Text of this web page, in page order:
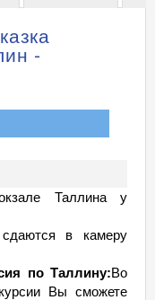
-
Таллина у
в камеру
по Таллину:Во
Вы сможете